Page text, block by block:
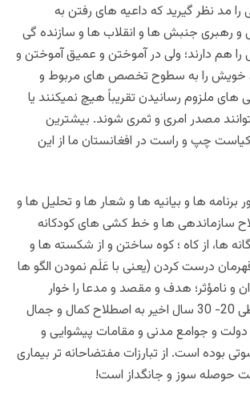
مد نظر گیرید که داعیه های رفتن به
و رهبری جنبش ها و انقلاب ها و سازنده گی
را هم دارند؛ ولی در آموختن و عمیق آموختن و
خویش را به سطوح تخصص های مربوط و
های ملزوم رسانیدن تقریباً هیچ نمیکنند یا
مصدر امری و ثمری شوند. بیشترین
چپ و راست در افغانستان ما از این
برنامه ها و بیانیه ها و شعار ها و تحلیل ها و
سازماندهی ها و خط کشی های کودکانه
ها، از کاه ؛ کوه ساختن و از شکسته ها و
درست کردن (یعنی با عَلَم نمودن الگو ها
و نامؤثر؛ هدف و مقصد و مدعا را خوار
داشتن) و جز اینها طی 20- 30 سال اخیر به اصطلاح کمال و جمال
و جوامع مدنی و مقامات پیشوایی و
بوده است. از تبارزات مفتضاحانه تر بیماری
حوصله سوز و جانگداز است!